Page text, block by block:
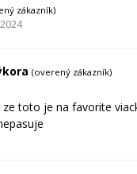
zákazník)
(overený zákazník)
toto je na favorite